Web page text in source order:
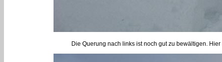
Die Querung nach links ist noch gut zu bewältigen.